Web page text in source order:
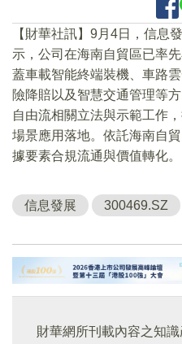
【財華社訊】9月4日，信息
示，公司在海南自貿區已率
蓋車載智能終端裝機、車路
險降賠以及智慧交通管理等
自由流相關立法與示範工作
場景應用落地。依託海南自
據要素合規流通與價值轉化。
信息發展 300469.SZ
財華網所刊載內容之知